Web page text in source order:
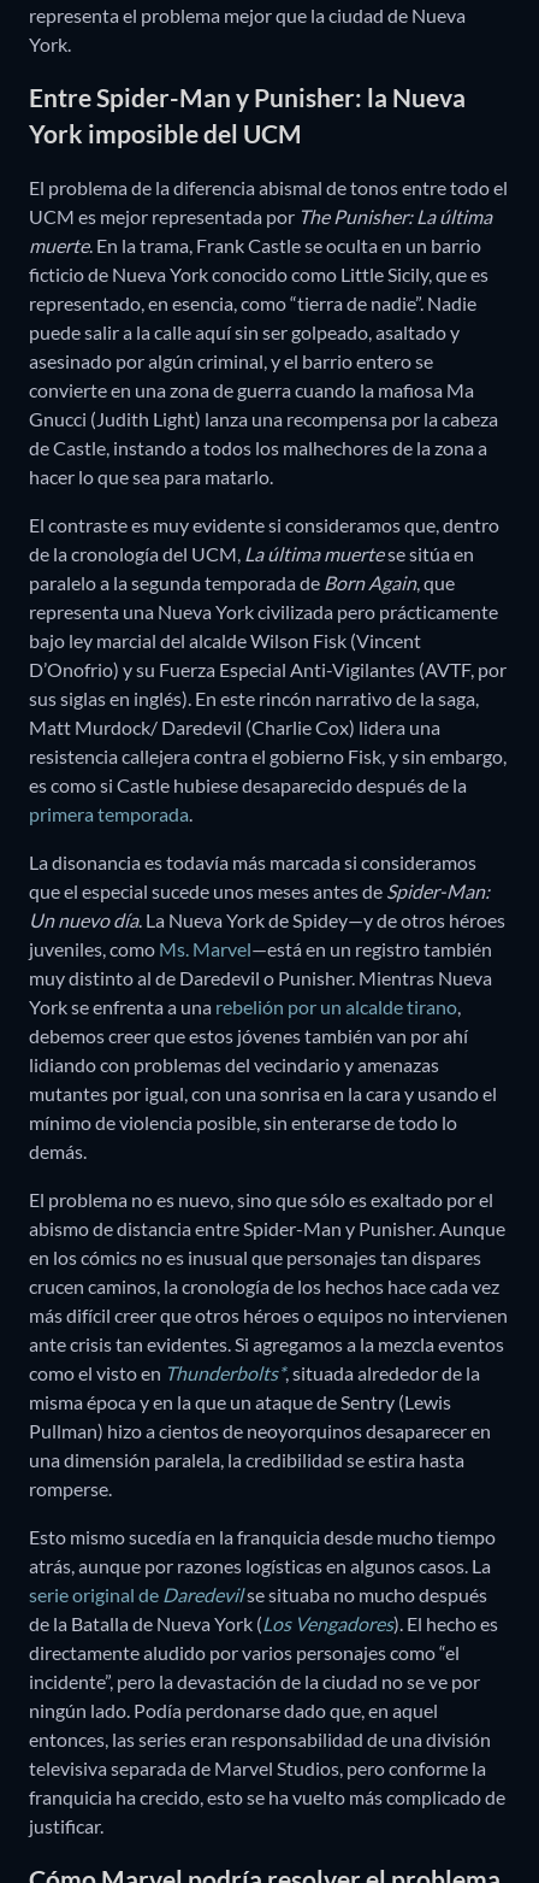
representa el problema mejor que la ciudad de Nueva
York.
Entre Spider-Man y Punisher: la Nueva
York imposible del UCM
El problema de la diferencia abismal de tonos entre todo el
UCM es mejor representada por The Punisher: La última
muerte. En la trama, Frank Castle se oculta en un barrio
ficticio de Nueva York conocido como Little Sicily, que es
representado, en esencia, como “tierra de nadie”. Nadie
puede salir a la calle aquí sin ser golpeado, asaltado y
asesinado por algún criminal, y el barrio entero se
convierte en una zona de guerra cuando la mafiosa Ma
Gnucci (Judith Light) lanza una recompensa por la cabeza
de Castle, instando a todos los malhechores de la zona a
hacer lo que sea para matarlo.
El contraste es muy evidente si consideramos que, dentro
de la cronología del UCM, La última muertese sitúa en
paralelo a la segunda temporada de Born Again, que
representa una Nueva York civilizada pero prácticamente
bajo ley marcial del alcalde Wilson Fisk (Vincent
D’Onofrio) y su Fuerza Especial Anti-Vigilantes (AVTF, por
sus siglas en inglés). En este rincón narrativo de la saga,
Matt Murdock/ Daredevil (Charlie Cox) lidera una
resistencia callejera contra el gobierno Fisk, y sin embargo,
es como si Castle hubiese desaparecido después de la
primera temporada
La disonancia es todavía más marcada si consideramos
que el especial sucede unos meses antes de Spider-Man:
Un nuevo día. La Nueva York de Spidey—y de otros héroes
juveniles, como Ms. Marvel—está en un registro también
muy distinto al de Daredevil o Punisher. Mientras Nueva
York se enfrenta a una rebelión por un alcalde tirano
debemos creer que estos jóvenes también van por ahí
lidiando con problemas del vecindario y amenazas
mutantes por igual, con una sonrisa en la cara y usando el
mínimo de violencia posible, sin enterarse de todo lo
demás.
El problema no es nuevo, sino que sólo es exaltado por el
abismo de distancia entre Spider-Man y Punisher. Aunque
en los cómics no es inusual que personajes tan dispares
crucen caminos, la cronología de los hechos hace cada vez
más difícil creer que otros héroes o equipos no intervienen
ante crisis tan evidentes. Si agregamos a la mezcla eventos
como el visto en Thunderbolts*, situada alrededor de la
misma época y en la que un ataque de Sentry (Lewis
Pullman) hizo a cientos de neoyorquinos desaparecer en
una dimensión paralela, la credibilidad se estira hasta
romperse.
Esto mismo sucedía en la franquicia desde mucho tiempo
atrás, aunque por razones logísticas en algunos casos. La
serie original de Daredevilse situaba no mucho después
de la Batalla de Nueva York (Los Vengadores). El hecho es
directamente aludido por varios personajes como “el
incidente”, pero la devastación de la ciudad no se ve por
ningún lado. Podía perdonarse dado que, en aquel
entonces, las series eran responsabilidad de una división
televisiva separada de Marvel Studios, pero conforme la
franquicia ha crecido, esto se ha vuelto más complicado de
justificar.